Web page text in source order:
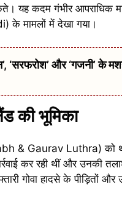
यह कदम गंभीर आपराधिक
के मामलों में देखा गया।
और ‘गजनी’ के
की भूमिका
& Gaurav Luthra) को
कर रही थीं और उनकी
गोवा हादसे के पीड़ितों